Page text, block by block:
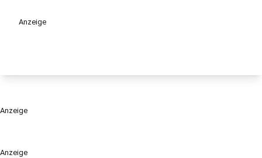
Anzeige
Anzeige
Anzeige